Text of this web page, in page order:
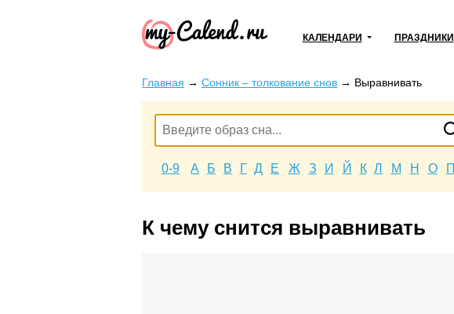
КАЛЕНДАРИ ПРАЗДНИКИ
Главная → Сонник – толкование снов → Выравнивать
0-9 А Б В Г Д Е Ж З И Й К Л М Н О П
К чему снится выравнивать